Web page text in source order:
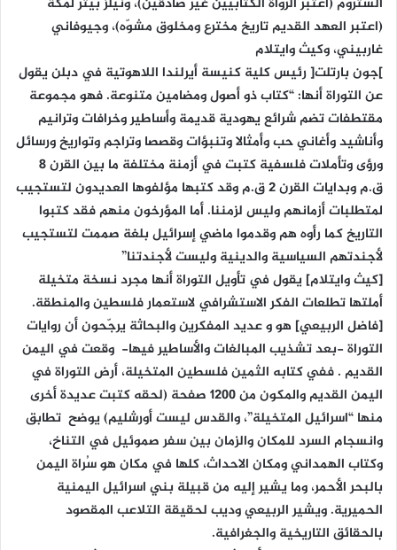
(اعتبر العهد القديم تاريخ مخترع ومخلوق مشوّه)، وجيوفاني
غاربيني، وكيث وايتلام
]جون بارتلت[ رئيس كلية كنيسة أيرلندا اللاهوتية في دبلن يقول
عن التوراة أنها: “كتاب ذو أصول ومضامين متنوعة. فهو مجموعة
مقتطفات تضم شرائع يهودية قديمة وأساطير وخرافات وترانيم
وأناشيد وأغاني حب وأمثالا وتنبؤات وقصصا وتراجم وتواريخ ورسائل
ورؤى وتأملات فلسفية كتبت في أزمنة مختلفة ما بين القرن 8
ق.م وبدايات القرن 2 ق.م وقد كتبها مؤلفوها العديدون لتستجيب
لمتطلبات أزمانهم وليس لزمننا. أما المؤرخون منهم فقد كتبوا
التاريخ كما رأوه هم وقدموا ماضي إسرائيل بلغة صممت لتستجيب
لأجندتهم السياسية والدينية وليست لأجندتنا”
[كيث وايتلام] يقول في تأويل التوراة أنها مجرد نسخة متخيلة
أملتها تطلعات الفكر الاستشرافي لاستعمار فلسطين والمنطقة.
[فاضل الربيعي] هو و عديد المفكرين والبحاثة يرجّحون أن روايات
التوراة -بعد تشذيب المبالغات والأساطير فيها- وقعت في اليمن
القديم . ففي كتابه الثمين فلسطين المتخيلة، أرض التوراة في
اليمن القديم والمكون من 1200 صفحة (لحقه كتبت عديدة أخرى
منها “اسرائيل المتخيلة”، والقدس ليست أورشليم) يوضح تطابق
وانسجام السرد للمكان والزمان بين سفر صموئيل في التناخ،
وكتاب الهمداني ومكان الاحداث، كلها في مكان هو سُراة اليمن
بالبحر الأحمر، وما يشير إليه من قبيلة بني اسرائيل اليمنية
الحميرية. ويشير الربيعي وديب لحقيقة التلاعب المقصود
بالحقائق التاريخية والجغرافية.